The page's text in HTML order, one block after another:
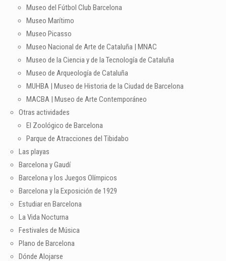
Museo del Fútbol Club Barcelona
Museo Marítimo
Museo Picasso
Museo Nacional de Arte de Cataluña | MNAC
Museo de la Ciencia y de la Tecnología de Cataluña
Museo de Arqueología de Cataluña
MUHBA | Museo de Historia de la Ciudad de Barcelona
MACBA | Museo de Arte Contemporáneo
Otras actividades
El Zoológico de Barcelona
Parque de Atracciones del Tibidabo
Las playas
Barcelona y Gaudí
Barcelona y los Juegos Olímpicos
Barcelona y la Exposición de 1929
Estudiar en Barcelona
La Vida Nocturna
Festivales de Música
Plano de Barcelona
Dónde Alojarse